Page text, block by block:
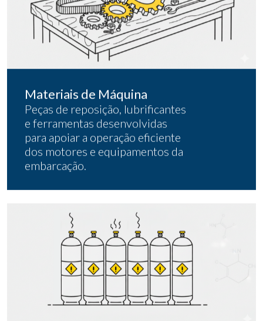
Materiais de Máquina
Peças de reposição, lubrificantes
e ferramentas desenvolvidas
para apoiar a operação eficiente
dos motores e equipamentos da
embarcação.